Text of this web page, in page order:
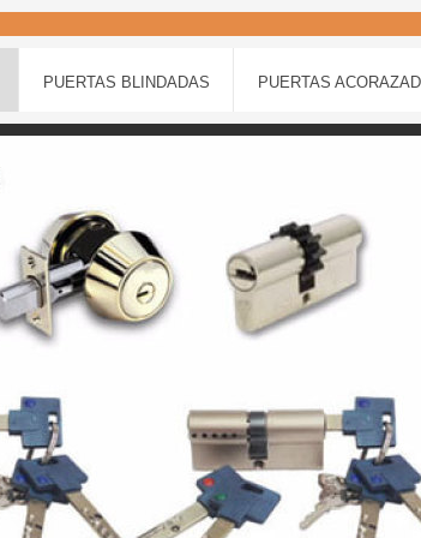
PUERTAS BLINDADAS PUERTAS